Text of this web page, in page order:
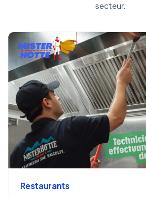
secteur.
Restaurants